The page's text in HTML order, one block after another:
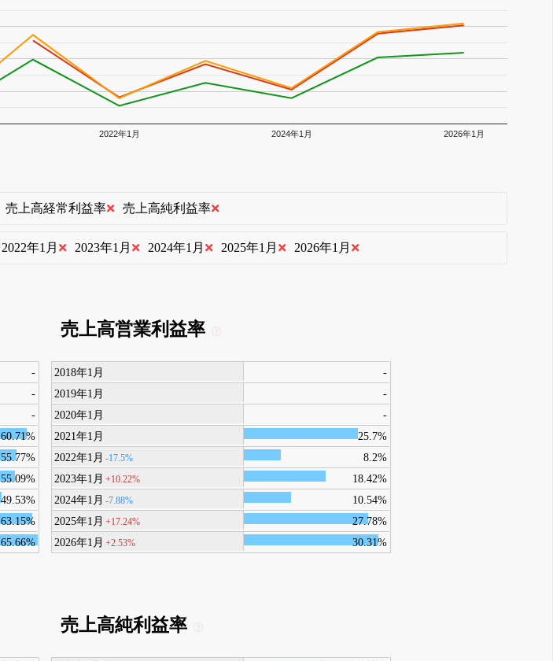
2022年1月 2024年1月 2026年1月
売上高経常利益率 売上高純利益率
2022年1月 2023年1月 2024年1月 2025年1月 2026年1月
-
-
-
60.71%
55.77%
55.09%
49.53%
63.15%
65.66%
売上高営業利益率
2018年1月
-
2019年1月
-
2020年1月
-
2021年1月
25.7%
2022年1月 -17.5%
8.2%
2023年1月 +10.22%
18.42%
2024年1月 -7.88%
10.54%
2025年1月 +17.24%
27.78%
2026年1月 +2.53% 30.31%
売上高純利益率